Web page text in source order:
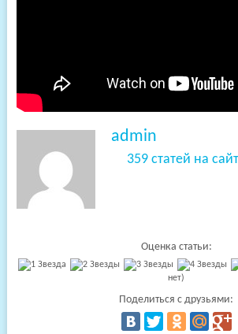
admin
359 статей на
Оценка статьи:
нет)
Поделиться с друзьями: